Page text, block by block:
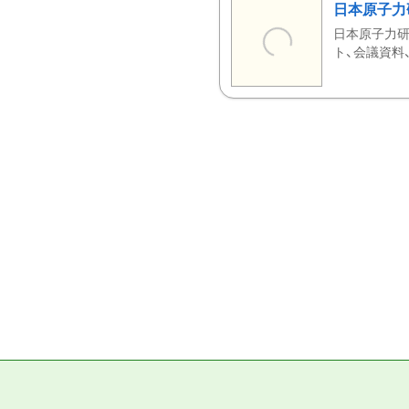
日本原子
日本原子力
ト、会議資